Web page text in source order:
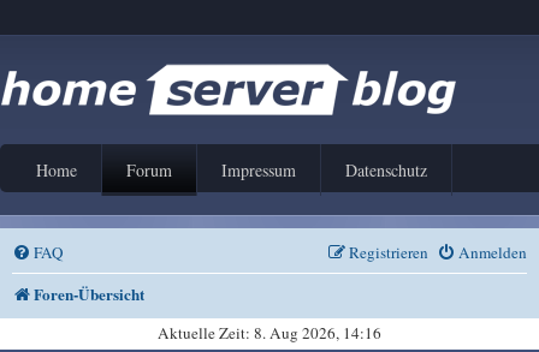
Home Forum Impressum Datenschutz
FAQ Anmelden
Registrieren
Foren-Übersicht
Aktuelle Zeit: 8. Aug 2026, 14:16